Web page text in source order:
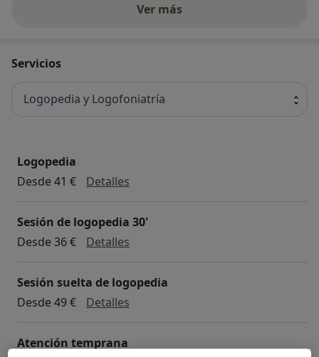
Ver más
Servicios
Logopedia y Logofoniatría
Logopedia
Desde 41 €
Detalles
Sesión de logopedia 30'
Desde 36 €
Detalles
Sesión suelta de logopedia
Desde 49 €
Detalles
Atención temprana